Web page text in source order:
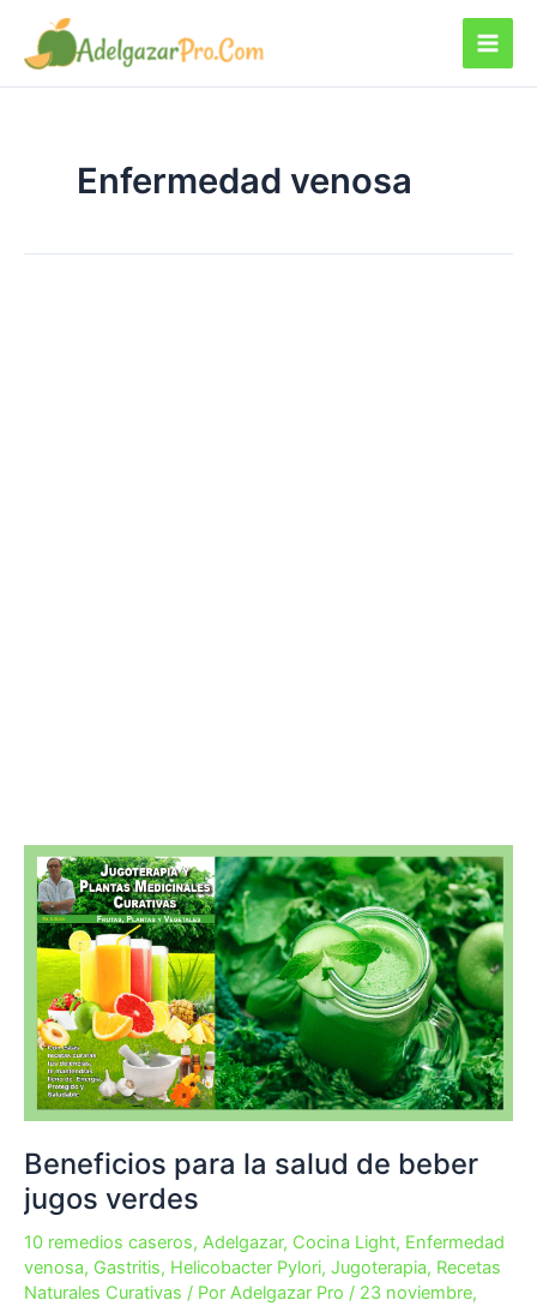
contenido
Enfermedad venosa
Beneficios para la salud de beber
jugos verdes
10 remedios caseros, Adelgazar, Cocina Light, Enfermedad
venosa, Gastritis, Helicobacter Pylori, Jugoterapia, Recetas
Naturales Curativas / Por Adelgazar Pro / 23 noviembre,